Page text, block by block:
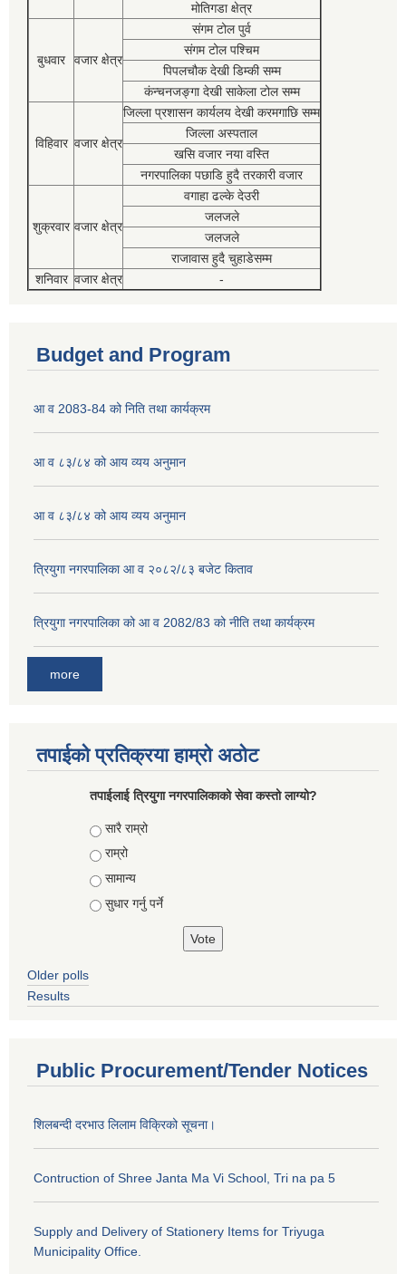
मोतिगडा क्षेत्र
बुधवार वजार क्षेत्र
संगम टोल पुर्व
संगम टोल पश्चिम
पिपलचौक देखी डिम्की सम्म
कंन्चनजङ्गा देखी साकेला टोल सम्म
विहिवार वजार क्षेत्र
जिल्ला प्रशासन कार्यलय देखी करमगाछि सम्म
जिल्ला अस्पताल
खसि वजार नया वस्ति
नगरपालिका पछाडि हुदै तरकारी वजार
शुक्रवार वजार क्षेत्र
वगाहा ढल्के देउरी
जलजले
जलजले
राजावास हुदै चुहाडेसम्म
शनिवार वजार क्षेत्र -
Budget and Program
आ व 2083-84 को निति तथा कार्यक्रम
आ व ८३/८४ को आय व्यय अनुमान
आ व ८३/८४ को आय व्यय अनुमान
त्रियुगा नगरपालिका आ व २०८२/८३ बजेट किताव
त्रियुगा नगरपालिका को आ व 2082/83 को नीति तथा कार्यक्रम
more
तपाईको प्रतिक्रया हाम्रो अठोट
तपाईलाई त्रियुगा नगरपालिकाको सेवा कस्तो लाग्यो?
Choices
सारै राम्रो
राम्रो
सामान्य
सुधार गर्नु पर्ने
Older polls
Results
Public Procurement/Tender Notices
शिलबन्दी दरभाउ लिलाम विक्रिको सूचना।
Contruction of Shree Janta Ma Vi School, Tri na pa 5
Supply and Delivery of Stationery Items for Triyuga
Municipality Office.